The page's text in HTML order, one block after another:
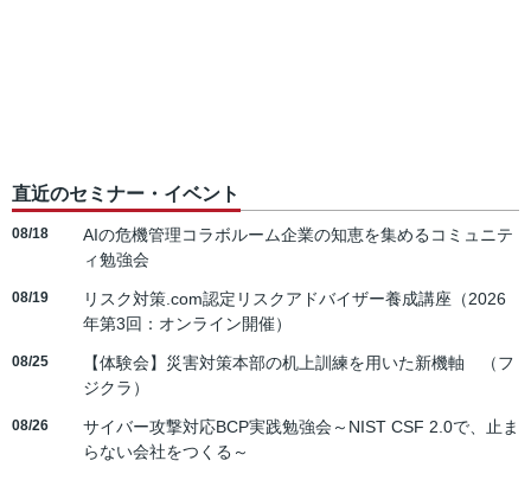
直近のセミナー・イベント
08/18
AIの危機管理コラボルーム企業の知恵を集めるコミュニテ
ィ勉強会
08/19
リスク対策.com認定リスクアドバイザー養成講座（2026
年第3回：オンライン開催）
08/25
【体験会】災害対策本部の机上訓練を用いた新機軸 （フ
ジクラ）
08/26
サイバー攻撃対応BCP実践勉強会～NIST CSF 2.0で、止ま
らない会社をつくる～